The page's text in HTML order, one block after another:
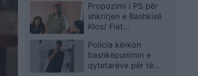
ekologjik
Propozimi i PS për
shkrirjen e Bashkisë
Klos/ Flet
socialiste Valbona
Kola: Jam shërbëtore
e popullit, karrigia
Policia kërkon
bashkëpunimin e
qytetarëve për të